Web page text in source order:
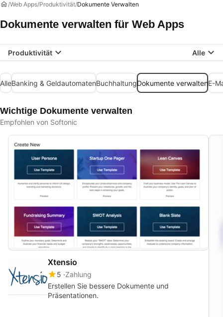
Web Apps Produktivität Dokumente Verwalten
Dokumente verwalten für Web Apps
Produktivität Alle
AlleBanking & GeldautomatenBuchhaltungDokumente verwaltenE-
Wichtige Dokumente verwalten
Empfohlen von Softonic
Xtensio
5 Zahlung
Erstellen Sie bessere Dokumente und
Präsentationen.